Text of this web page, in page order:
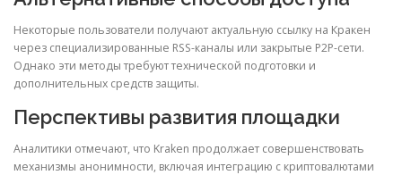
Некоторые пользователи получают актуальную ссылку на Кракен
через специализированные RSS-каналы или закрытые P2P-сети.
Однако эти методы требуют технической подготовки и
дополнительных средств защиты.
Перспективы развития площадки
Аналитики отмечают, что Kraken продолжает совершенствовать
механизмы анонимности, включая интеграцию с криптовалютами